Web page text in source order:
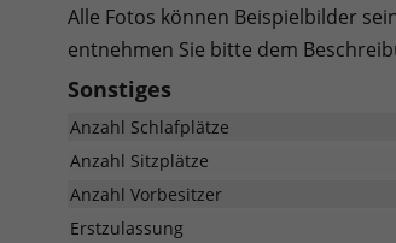
Alle Fotos können Beispielbilder
entnehmen Sie bitte dem
Sonstiges
Anzahl Schlafplätze
Anzahl Sitzplätze
Anzahl Vorbesitzer
Erstzulassung